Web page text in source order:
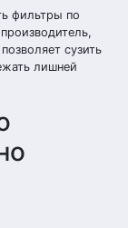
фильтры по
сузить
лишней